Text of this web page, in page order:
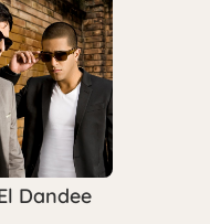
Dandee